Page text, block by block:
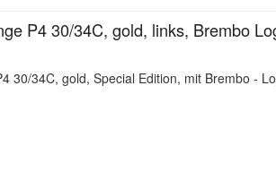
P4 30/34C, gold, links, Brembo
30/34C, gold, Special Edition, mit Brembo -